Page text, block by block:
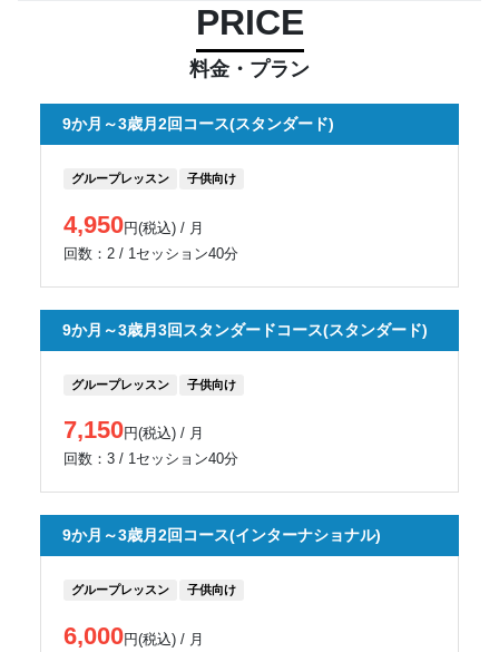
PRICE
料金・プラン
9か月～3歳月2回コース(スタンダード)
グループレッスン 子供向け
4,950円(税込) / 月
回数：2 / 1セッション40分
9か月～3歳月3回スタンダードコース(スタンダード)
グループレッスン 子供向け
7,150円(税込) / 月
回数：3 / 1セッション40分
9か月～3歳月2回コース(インターナショナル)
グループレッスン 子供向け
6,000円(税込) / 月